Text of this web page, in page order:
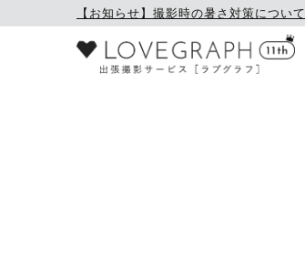
【お知らせ】撮影時の暑さ対策について